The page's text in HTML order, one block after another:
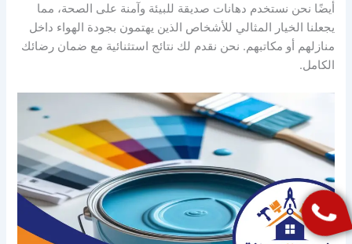
أيضًا نحن نستخدم دهانات صديقة للبيئة وآمنة على الصحة، مما
يجعلنا الخيار المثالي للأشخاص الذين يهتمون بجودة الهواء داخل
منازلهم أو مكاتبهم. نحن نقدم لك نتائج استثنائية مع ضمان رضائك
الكامل.